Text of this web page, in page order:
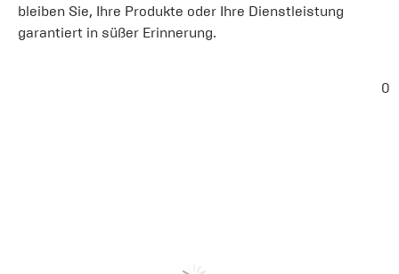
bleiben Sie, Ihre Produkte oder Ihre Dienstleistung
garantiert in süßer Erinnerung.
0